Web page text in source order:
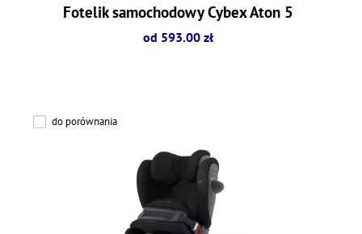
Fotelik samochodowy Cybex Aton 5
od 593.00 zł
do porównania